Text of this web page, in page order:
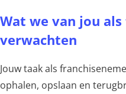
Wat we van jou
verwachten
Jouw taak als
ophalen, opslaan en